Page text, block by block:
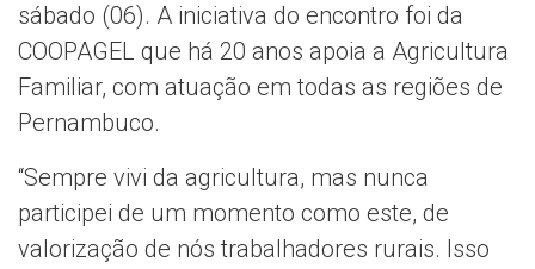
sábado (06). A iniciativa do encontro foi da
COOPAGEL que há 20 anos apoia a Agricultura
Familiar, com atuação em todas as regiões de
Pernambuco.
“Sempre vivi da agricultura, mas nunca
participei de um momento como este, de
valorização de nós trabalhadores rurais. Isso